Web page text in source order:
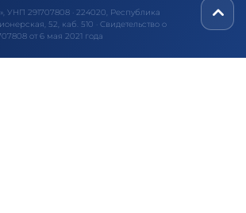
291707808 · 224020, Республика
52, каб. 510 · Свидетельство о
от 6 мая 2021 года